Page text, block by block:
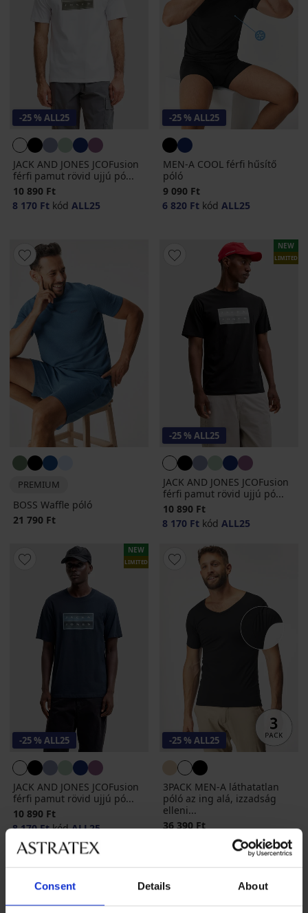
Consent Details About
-25 % ALL25
JACK AND JONES JCOFusion
férfi pamut rövid ujjú pó...
10 890 Ft
8 170 Ft kód ALL25
-25 % ALL25
MEN-A COOL férfi hűsítő
póló
9 090 Ft
6 820 Ft kód ALL25
PREMIUM
BOSS Waffle póló
21 790 Ft
NEW
LIMITED
-25 % ALL25
JACK AND JONES JCOFusion
férfi pamut rövid ujjú pó...
10 890 Ft
8 170 Ft kód ALL25
NEW
LIMITED
-25 % ALL25
JACK AND JONES JCOFusion
férfi pamut rövid ujjú pó...
10 890 Ft
8 170 FtkódALL25
-25 % ALL25
3PACK MEN-A láthatatlan
póló az ing alá, izzadság
elleni...
36 390 Ft
ALL25